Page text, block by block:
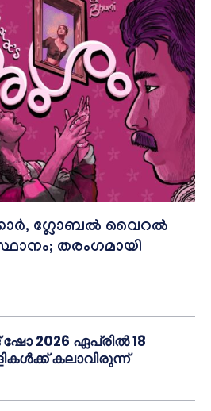
ഗ്ലോബൽ വൈറൽ
തരംഗമായി
ഷോ 2026 ഏപ്രിൽ 18
കലാവിരുന്ന്